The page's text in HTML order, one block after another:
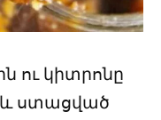
ու կիտրոնը
և ստացված